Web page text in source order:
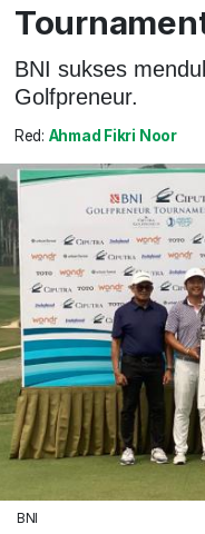
BNI sukses
Golfpreneur.
Red: Ahmad Fikri Noor
BNI